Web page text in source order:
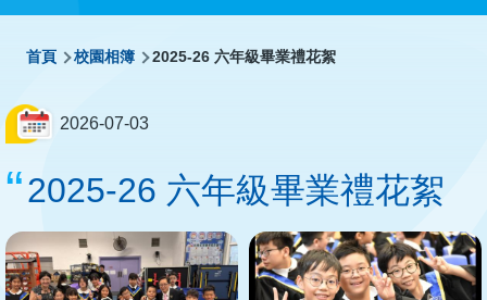
導
連
結
首頁 校園相簿 2025-26 六年級畢業禮花絮
2026-07-03
2025-26 六年級畢業禮花絮